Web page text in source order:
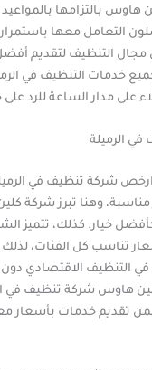
هاوس بالتزامها بالمواعيد
التعامل معها
مجال التنظيف لتقديم
خدمات التنظيف في
على مدار الساعة للرد
الرميلة
شركة تنظيف في
مناسبة، وهنا تبرز شركة
خيار. كذلك، تتميز
تناسب كل الفئات، لذلك
التنظيف الاقتصادي دون
هاوس شركة تنظيف في
تقديم خدمات بأسعار